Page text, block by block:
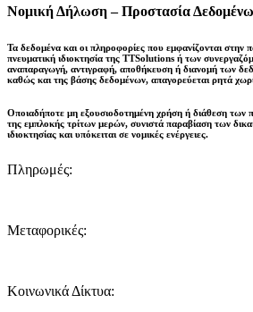
Νομική Δήλωση – Προστασία
Τα δεδομένα και οι πληροφορίες που εμφανίζονται στην
πνευματική ιδιοκτησία της TTSolutions ή των
αναπαραγωγή, αντιγραφή, αποθήκευση ή διανομή των
καθώς και της βάσης δεδομένων, απαγορεύεται ρητά
Οποιαδήποτε μη εξουσιοδοτημένη χρήση ή διάθεση των
της εμπλοκής τρίτων μερών, συνιστά παραβίαση των
ιδιοκτησίας και υπόκειται σε νομικές ενέργειες.
Πληρωμές:
Μεταφορικές:
Κοινωνικά Δίκτυα: